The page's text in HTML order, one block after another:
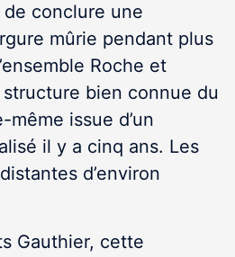
conclure une
mûrie pendant plus
Roche et
bien connue du
issue d’un
il y a cinq ans. Les
d’environ
Gauthier, cette